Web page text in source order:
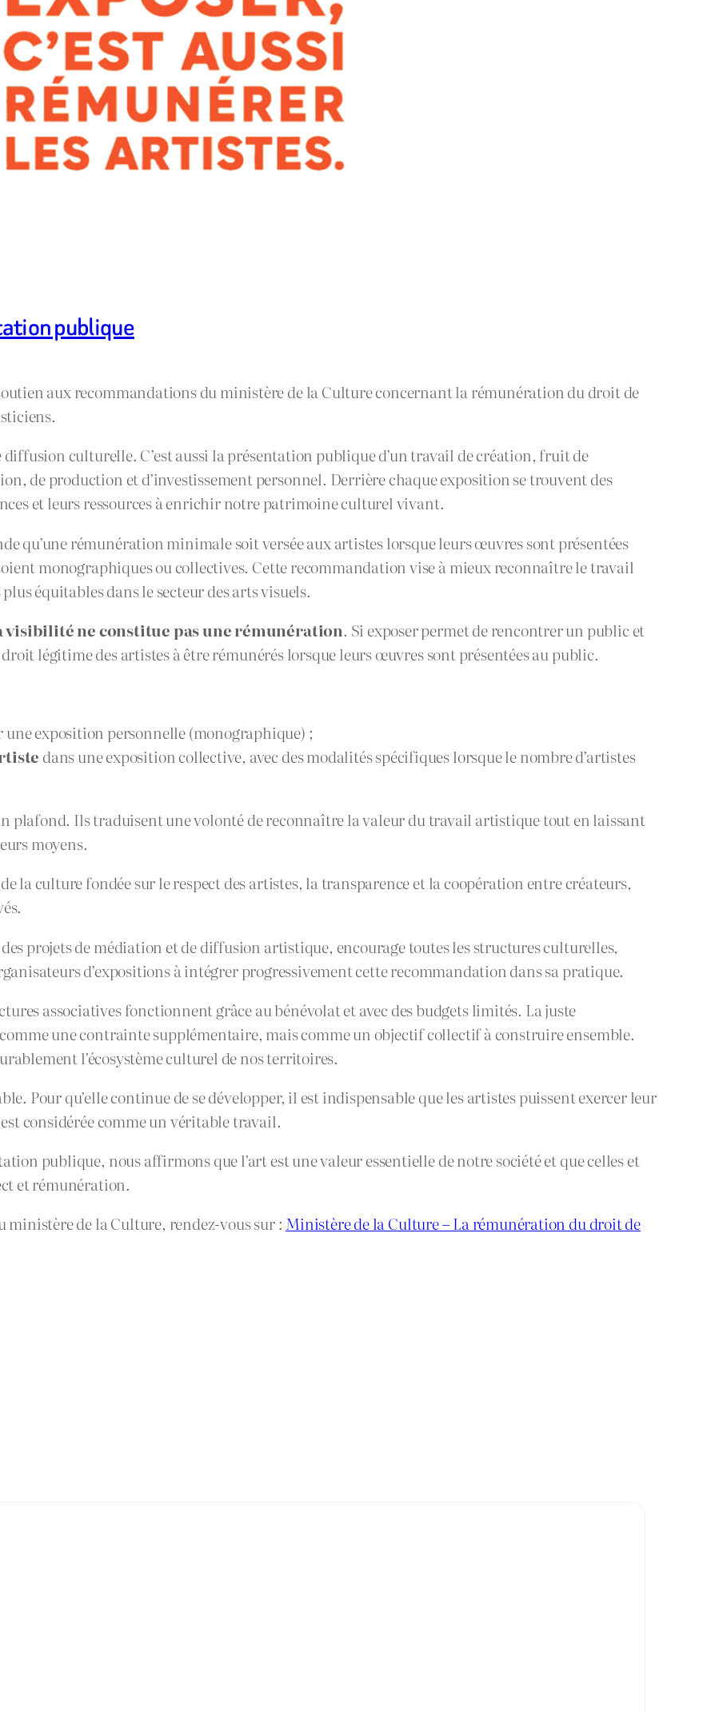
publique
aux recommandations du ministère de la Culture concernant la rémunération du droit de
diffusion culturelle. C’est aussi la présentation publique d’un travail de création, fruit de
de production et d’investissement personnel. Derrière chaque exposition se trouvent des
et leurs ressources à enrichir notre patrimoine culturel vivant.
qu’une rémunération minimale soit versée aux artistes lorsque leurs œuvres sont présentées
monographiques ou collectives. Cette recommandation vise à mieux reconnaître le travail
équitables dans le secteur des arts visuels.
visibilité ne constitue pas une rémunération. Si exposer permet de rencontrer un public et
légitime des artistes à être rémunérés lorsque leurs œuvres sont présentées au public.
une exposition personnelle (monographique) ;
dans une exposition collective, avec des modalités spécifiques lorsque le nombre d’artistes
plafond. Ils traduisent une volonté de reconnaître la valeur du travail artistique tout en laissant
moyens.
la culture fondée sur le respect des artistes, la transparence et la coopération entre créateurs,
projets de médiation et de diffusion artistique, encourage toutes les structures culturelles,
d’expositions à intégrer progressivement cette recommandation dans sa pratique.
associatives fonctionnent grâce au bénévolat et avec des budgets limités. La juste
une contrainte supplémentaire, mais comme un objectif collectif à construire ensemble.
l’écosystème culturel de nos territoires.
Pour qu’elle continue de se développer, il est indispensable que les artistes puissent exercer leur
considérée comme un véritable travail.
publique, nous affirmons que l’art est une valeur essentielle de notre société et que celles et
et rémunération.
de la Culture, rendez-vous sur : Ministère de la Culture – La rémunération du droit de